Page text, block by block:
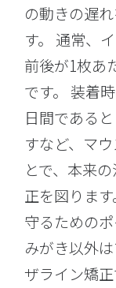
の動きの遅
す。 通常、
前後が1枚あ
です。 装着
日間である
すなど、マ
とで、本来
正を図りま
守るための
みがき以外
ザライン矯